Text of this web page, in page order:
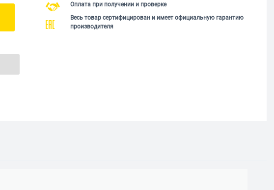
Оплата при получении и проверке
Весь товар сертифицирован и имеет официальную гарантию
производителя